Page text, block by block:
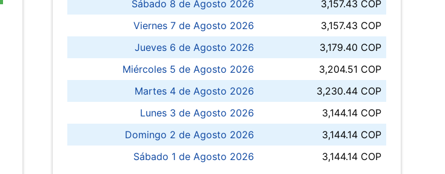
Sábado 8 de Agosto 2026
3,157.43 COP
Viernes 7 de Agosto 2026
3,157.43 COP
Jueves 6 de Agosto 2026
3,179.40 COP
Miércoles 5 de Agosto 2026
3,204.51 COP
Martes 4 de Agosto 2026
3,230.44 COP
Lunes 3 de Agosto 2026
3,144.14 COP
Domingo 2 de Agosto 2026
3,144.14 COP
Sábado 1 de Agosto 2026
3,144.14 COP